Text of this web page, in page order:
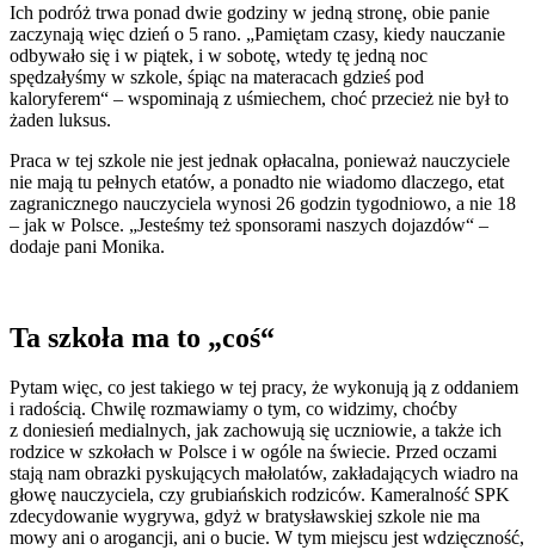
Ich podróż trwa ponad dwie godziny w jedną stronę, obie panie
zaczynają więc dzień o 5 rano. „Pamiętam czasy, kiedy nauczanie
odbywało się i w piątek, i w sobotę, wtedy tę jedną noc
spędzałyśmy w szkole, śpiąc na materacach gdzieś pod
kaloryferem“ – wspominają z uśmiechem, choć przecież nie był to
żaden luksus.
Praca w tej szkole nie jest jednak opłacalna, ponieważ nauczyciele
nie mają tu pełnych etatów, a ponadto nie wiadomo dlaczego, etat
zagranicznego nauczyciela wynosi 26 godzin tygodniowo, a nie 18
– jak w Polsce. „Jesteśmy też sponsorami naszych dojazdów“ –
dodaje pani Monika.
Ta szkoła ma to „coś“
Pytam więc, co jest takiego w tej pracy, że wykonują ją z oddaniem
i radością. Chwilę rozmawiamy o tym, co widzimy, choćby
z doniesień medialnych, jak zachowują się uczniowie, a także ich
rodzice w szkołach w Polsce i w ogóle na świecie. Przed oczami
stają nam obrazki pyskujących małolatów, zakładających wiadro na
głowę nauczyciela, czy grubiańskich rodziców. Kameralność SPK
zdecydowanie wygrywa, gdyż w bratysławskiej szkole nie ma
mowy ani o arogancji, ani o bucie. W tym miejscu jest wdzięczność,